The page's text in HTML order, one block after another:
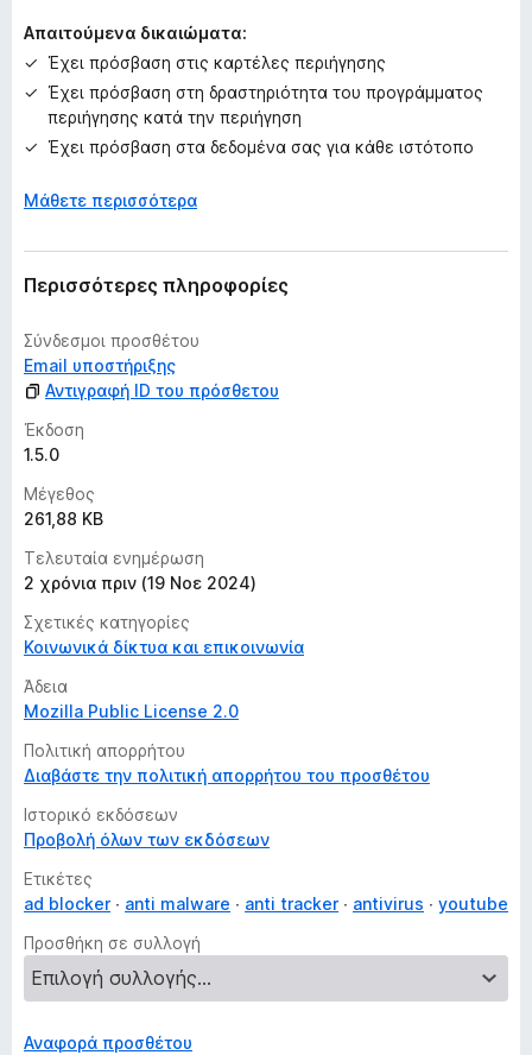
μ
β
α
μ
λ
γ
ε
Απαιτούμενα δικαιώματα:
Έχει πρόσβαση στις καρτέλες περιήγησης
Έχει πρόσβαση στη δραστηριότητα του προγράμματος
περιήγησης κατά την περιήγηση
Έχει πρόσβαση στα δεδομένα σας για κάθε ιστότοπο
Μάθετε περισσότερα
Περισσότερες πληροφορίες
Σύνδεσμοι προσθέτου
Email υποστήριξης
Αντιγραφή ID του πρόσθετου
Έκδοση
1.5.0
Μέγεθος
261,88 KB
Τελευταία ενημέρωση
2 χρόνια πριν (19 Νοε 2024)
Σχετικές κατηγορίες
Κοινωνικά δίκτυα και επικοινωνία
Άδεια
Mozilla Public License 2.0
Πολιτική απορρήτου
Διαβάστε την πολιτική απορρήτου του προσθέτου
Ιστορικό εκδόσεων
Προβολή όλων των εκδόσεων
Ετικέτες
ad blocker
anti malware anti tracker antivirus
youtube
Προσθήκη σε συλλογή
Αναφορά προσθέτου